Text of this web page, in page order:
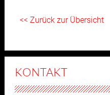
<< Zurück zur Übersicht
KONTAKT